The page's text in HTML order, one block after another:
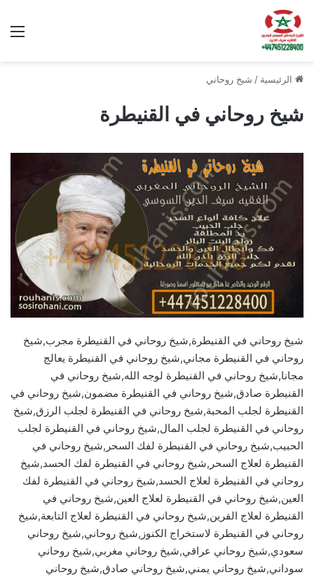
الرئيسية / شيخ روحاني
شيخ روحاني في القنيطرة
شيخ روحاني في القنيطرة,شيخ روحاني في القنيطرة مجرب,شيخ
روحاني في القنيطرة مجاني,شيخ روحاني في القنيطرة يعالج
مجانا,شيخ روحاني في القنيطرة لوجه الله,شيخ روحاني في
القنيطرة صادق,شيخ روحاني في القنيطرة مضمون,شيخ روحاني في
القنيطرة لجلب المحبة,شيخ روحاني في القنيطرة لجلب الرزق,شيخ
روحاني في القنيطرة لجلب المال,شيخ روحاني في القنيطرة لجلب
الحبيب,شيخ روحاني في القنيطرة لفك السحر,شيخ روحاني في
القنيطرة لعلاج السحر,شيخ روحاني في القنيطرة لفك الحسد,شيخ
روحاني في القنيطرة لعلاج الحسد,شيخ روحاني في القنيطرة لفك
العين,شيخ روحاني في القنيطرة لعلاج العين,شيخ روحاني في
القنيطرة لعلاج القرين,شيخ روحاني في القنيطرة لعلاج التابعة,شيخ
روحاني في القنيطرة لاستخراج الكنوز,شيخ روحاني,شيخ روحاني
سعودي,شيخ روحاني عراقي,شيخ روحاني مغربي,شيخ روحاني
سوداني,شيخ روحاني يمني,شيخ روحاني صادق,شيخ روحاني